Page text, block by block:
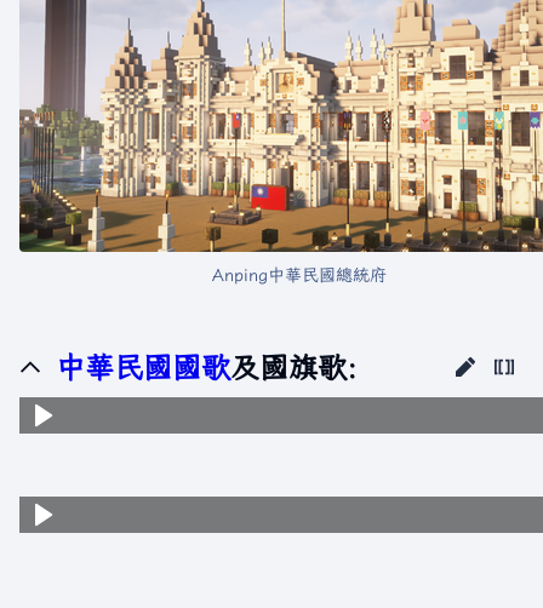
Anping中華民國總統府
中華民國國歌及國旗歌: